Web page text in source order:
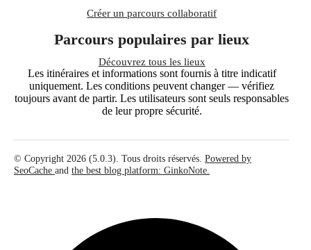
Créer un parcours collaboratif
Parcours populaires par lieux
Découvrez tous les lieux
Les itinéraires et informations sont fournis à titre indicatif
uniquement. Les conditions peuvent changer — vérifiez
toujours avant de partir. Les utilisateurs sont seuls responsables
de leur propre sécurité.
© Copyright 2026 (5.0.3). Tous droits réservés. Powered by
SeoCache and the best blog platform: GinkoNote.